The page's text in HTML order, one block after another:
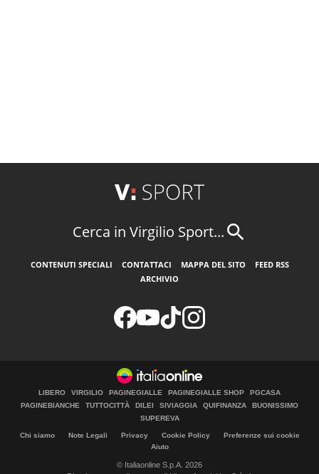
Cerca in Virgilio Sport...
CONTENUTI SPECIALI CONTATTACI MAPPA DEL SITO
FEED RSS
ARCHIVIO
LIBERO VIRGILIO PAGINEGIALLE PAGINEGIALLE SHOP
PGCASA
PAGINEBIANCHE
TUTTOCITTÀ DILEI SIVIAGGIA QUIFINANZA
BUONISSIMO
SUPEREVA
Chi siamo Note Legali Privacy Cookie Policy
Preferenze sui cookie
Aiuto
© Italiaonline S.p.A. 2026